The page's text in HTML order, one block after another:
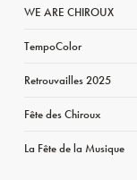
WE ARE CHIROUX
TempoColor
Retrouvailles 2025
Fête des Chiroux
La Fête de la Musique